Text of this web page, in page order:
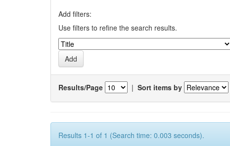
Add filters:
Use filters to refine the search results.
Results/Page | Sort items by
Results 1-1 of 1 (Search time: 0.003 seconds).